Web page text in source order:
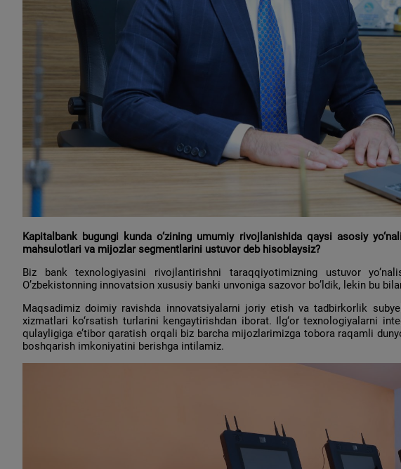
Kapitalbank bugungi kunda o‘zining umumiy rivojlanishida qaysi asosiy
mahsulotlari va mijozlar segmentlarini ustuvor deb hisoblaysiz?
Biz bank texnologiyasini rivojlantirishni taraqqiyotimizning ustuvor
O’zbekistonning innovatsion xususiy banki unvoniga sazovor bo’ldik, lekin bu
Maqsadimiz doimiy ravishda innovatsiyalarni joriy etish va tadbirkorlik
xizmatlari ko‘rsatish turlarini kengaytirishdan iborat. Ilg‘or texnologiyalarni
qulayligiga e’tibor qaratish orqali biz barcha mijozlarimizga tobora raqamli
boshqarish imkoniyatini berishga intilamiz.